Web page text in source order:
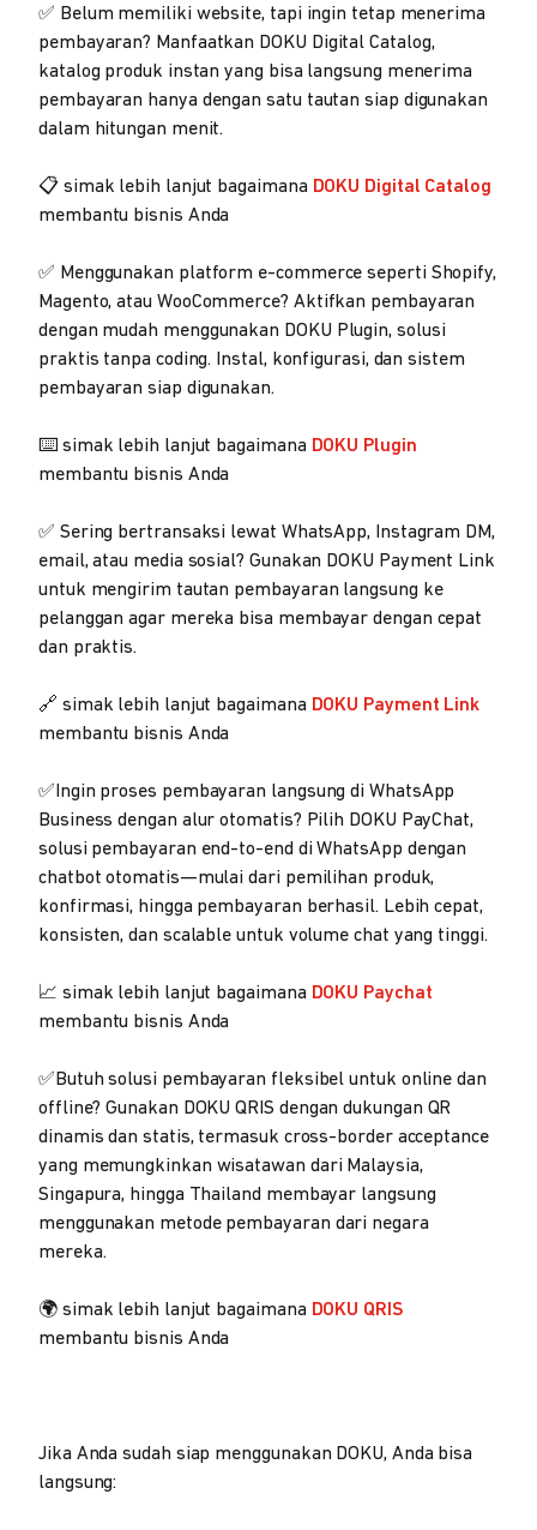
✅ Belum memiliki website, tapi ingin tetap menerima
pembayaran? Manfaatkan DOKU Digital Catalog,
katalog produk instan yang bisa langsung menerima
pembayaran hanya dengan satu tautan siap digunakan
dalam hitungan menit.
📋 simak lebih lanjut bagaimana DOKU Digital Catalog
membantu bisnis Anda
✅ Menggunakan platform e-commerce seperti Shopify,
Magento, atau WooCommerce? Aktifkan pembayaran
dengan mudah menggunakan DOKU Plugin, solusi
praktis tanpa coding. Instal, konfigurasi, dan sistem
pembayaran siap digunakan.
⌨️ simak lebih lanjut bagaimana DOKU Plugin
membantu bisnis Anda
✅ Sering bertransaksi lewat WhatsApp, Instagram DM,
email, atau media sosial? Gunakan DOKU Payment Link
untuk mengirim tautan pembayaran langsung ke
pelanggan agar mereka bisa membayar dengan cepat
dan praktis.
🔗 simak lebih lanjut bagaimana DOKU Payment Link
membantu bisnis Anda
✅Ingin proses pembayaran langsung di WhatsApp
Business dengan alur otomatis? Pilih DOKU PayChat,
solusi pembayaran end-to-end di WhatsApp dengan
chatbot otomatis—mulai dari pemilihan produk,
konfirmasi, hingga pembayaran berhasil. Lebih cepat,
konsisten, dan scalable untuk volume chat yang tinggi.
📈 simak lebih lanjut bagaimana DOKU Paychat
membantu bisnis Anda
✅Butuh solusi pembayaran fleksibel untuk online dan
offline? Gunakan DOKU QRIS dengan dukungan QR
dinamis dan statis, termasuk cross-border acceptance
yang memungkinkan wisatawan dari Malaysia,
Singapura, hingga Thailand membayar langsung
menggunakan metode pembayaran dari negara
mereka.
🌍 simak lebih lanjut bagaimana DOKU QRIS
membantu bisnis Anda
Jika Anda sudah siap menggunakan DOKU, Anda bisa
langsung: